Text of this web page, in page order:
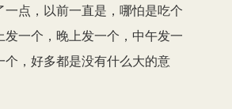
一点，以前一直是，哪怕是吃个
发一个，晚上发一个，中午发一
个，好多都是没有什么大的意